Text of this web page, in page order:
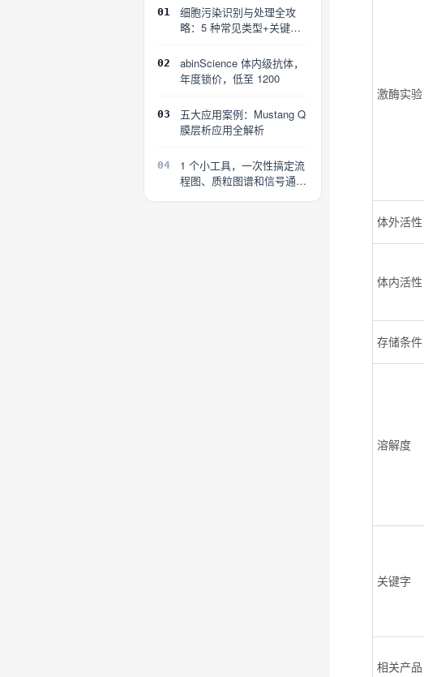
01
细胞污染识别与处理全攻
略：5 种常见类型+关键误
02
abinScience 体内级抗体，
年度锁价，低至 1200
03
五大应用案例：Mustang Q
膜层析应用全解析
04
1 个小工具，一次性搞定流
程图、质粒图谱和信号通路
激酶实验
体外活性
体内活性
存储条件
溶解度
关键字
相关产品